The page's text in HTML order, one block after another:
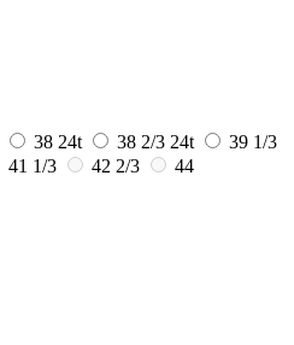
38 24t 38 2/3 24t
39 1/3
41 1/3 42 2/3
44